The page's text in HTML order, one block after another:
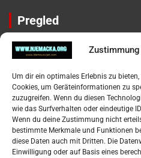
Um dir ein optimales Erlebnis zu
Cookies, um Geräteinformationen zu
zuzugreifen. Wenn du diesen
wie das Surfverhalten oder eindeutige
Wenn du deine Zustimmung nicht
bestimmte Merkmale und Funktionen
diese Daten auch mit Dritten. Die
Einwilligung oder auf Basis eines
Pregled
Impressum
Datenschutzerklärung
Widerufsbelehrung
Oglašavanje / Postavite svoj
Tko je “Idemo u Svijet
Pretražite stranicu: